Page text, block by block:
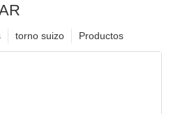
Productos
torno suizo